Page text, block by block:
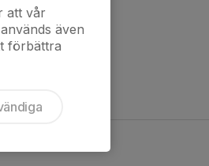
att vår
även
förbättra